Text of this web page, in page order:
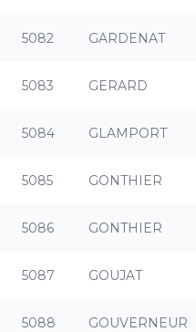
5082 GARDENAT
5083 GERARD
5084 GLAMPORT
5085 GONTHIER
5086 GONTHIER
5087 GOUJAT
5088 GOUVERNEUR